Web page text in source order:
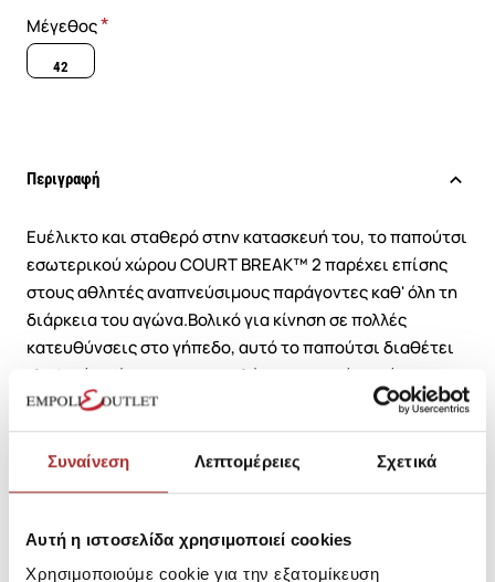
Συναίνεση Λεπτομέρειες Σχετικά
Αυτή η ιστοσελίδα χρησιμοποιεί cookies
Χρησιμοποιούμε cookie για την εξατομίκευση
Μέγεθος
42
Περιγραφή
Ευέλικτο και σταθερό στην κατασκευή του, το παπούτσι
εσωτερικού χώρου COURT BREAK™ 2 παρέχει επίσης
στους αθλητές αναπνεύσιμους παράγοντες καθ' όλη τη
διάρκεια του αγώνα.Βολικό για κίνηση σε πολλές
κατευθύνσεις στο γήπεδο, αυτό το παπούτσι διαθέτει
ελαφριές, εύκαμπτες επικαλύψεις στο πάνω μέρος που
ενισχύουν το πόδι με μεγαλύτερη σταθερότητα. Τα
πλέγματα κατά μήκος των δακτύλων και του ποδιού
παρέχουν επαρκή αναπνοή για να διατηρούν τα πόδια
συμπληρώνεται επίσης από μια εξωτερική σόλα από
καουτσούκ που προσφέρει προηγμένη πρόσφυση σε